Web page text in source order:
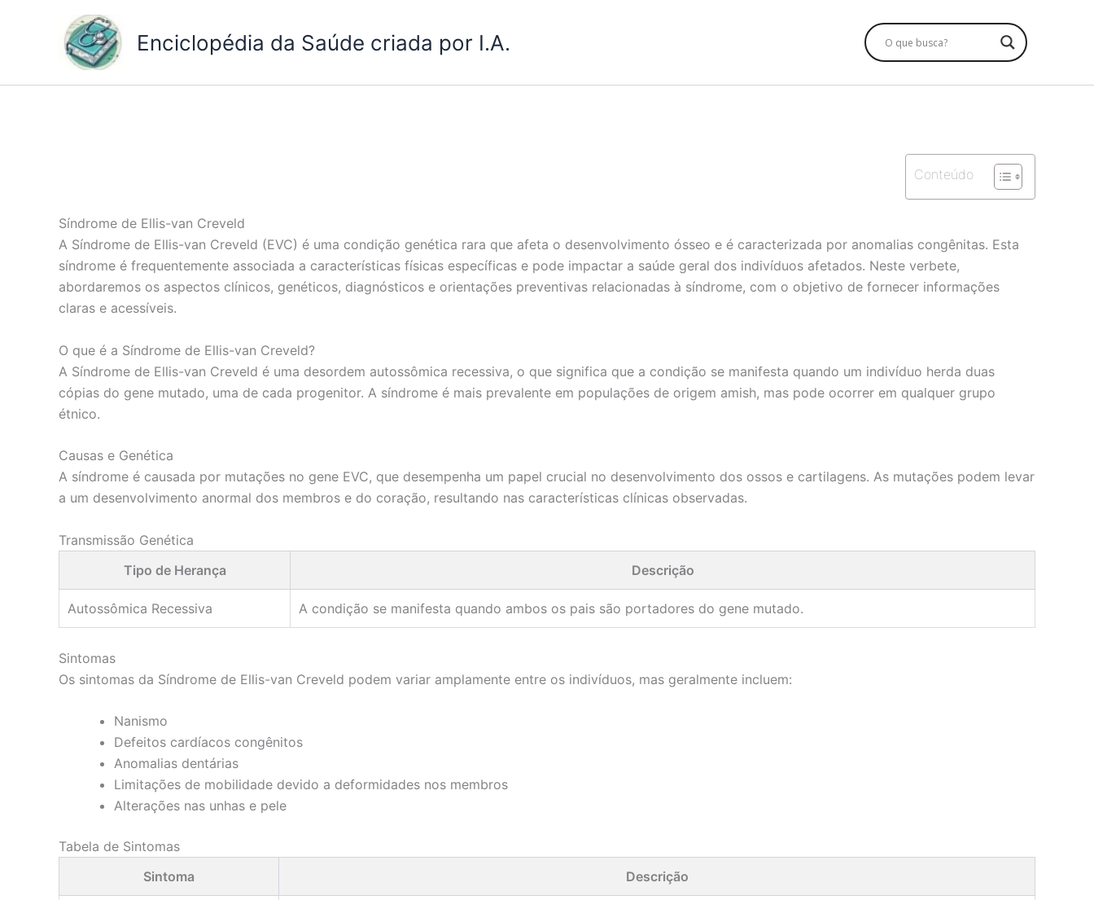
Enciclopédia da Saúde criada por I.A.
Conteúdo
Síndrome de Ellis-van Creveld
A Síndrome de Ellis-van Creveld (EVC) é uma condição genética rara que afeta o desenvolvimento ósseo e é caracterizada por anomalias congênitas. Esta
síndrome é frequentemente associada a características físicas específicas e pode impactar a saúde geral dos indivíduos afetados. Neste verbete,
abordaremos os aspectos clínicos, genéticos, diagnósticos e orientações preventivas relacionadas à síndrome, com o objetivo de fornecer informações
claras e acessíveis.
O que é a Síndrome de Ellis-van Creveld?
A Síndrome de Ellis-van Creveld é uma desordem autossômica recessiva, o que significa que a condição se manifesta quando um indivíduo herda duas
cópias do gene mutado, uma de cada progenitor. A síndrome é mais prevalente em populações de origem amish, mas pode ocorrer em qualquer grupo
étnico.
Causas e Genética
A síndrome é causada por mutações no gene EVC, que desempenha um papel crucial no desenvolvimento dos ossos e cartilagens. As mutações podem levar
a um desenvolvimento anormal dos membros e do coração, resultando nas características clínicas observadas.
Transmissão Genética
Tipo de Herança
Descrição
Autossômica Recessiva A condição se manifesta quando ambos os pais são portadores do gene mutado.
Sintomas
Os sintomas da Síndrome de Ellis-van Creveld podem variar amplamente entre os indivíduos, mas geralmente incluem:
Nanismo
Defeitos cardíacos congênitos
Anomalias dentárias
Limitações de mobilidade devido a deformidades nos membros
Alterações nas unhas e pele
Tabela de Sintomas
Sintoma
Descrição